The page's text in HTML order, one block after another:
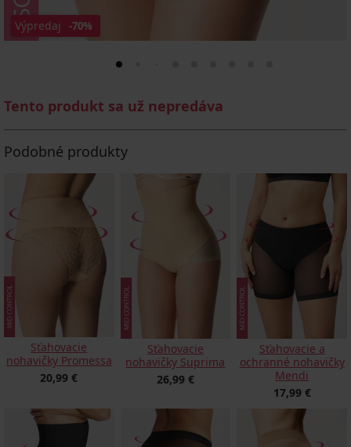
Výpredaj -70%
Tento produkt sa už nepredáva
Podobné produkty
Sťahovacie
nohavičky Promessa
20,99 €
Sťahovacie
nohavičky Suprima
26,99 €
Sťahovacie a
ochranné nohavičky
Mendi
17,99 €